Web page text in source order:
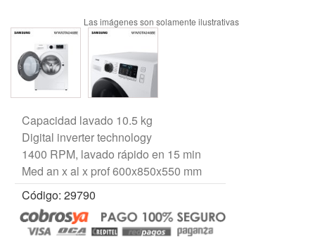
Capacidad lavado 10.5 kg
Digital inverter technology
1400 RPM, lavado rápido en 15 min
Med an x al x prof 600x850x550 mm
Código: 29790